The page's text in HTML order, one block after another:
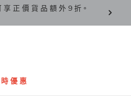
享 正 價 貨 品 額 外 9 折。
時 優 惠